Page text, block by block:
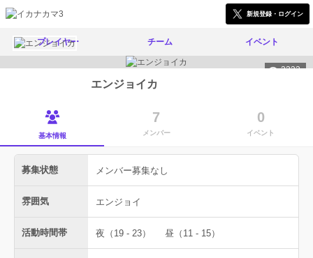
新規登録・ログイン
プレイヤー チーム イベント
2333
エンジョイカ
基本情報
7
メンバー
0
イベント
募集状態 メンバー募集なし
雰囲気 エンジョイ
活動時間帯 夜（19 - 23） 昼（11 - 15）